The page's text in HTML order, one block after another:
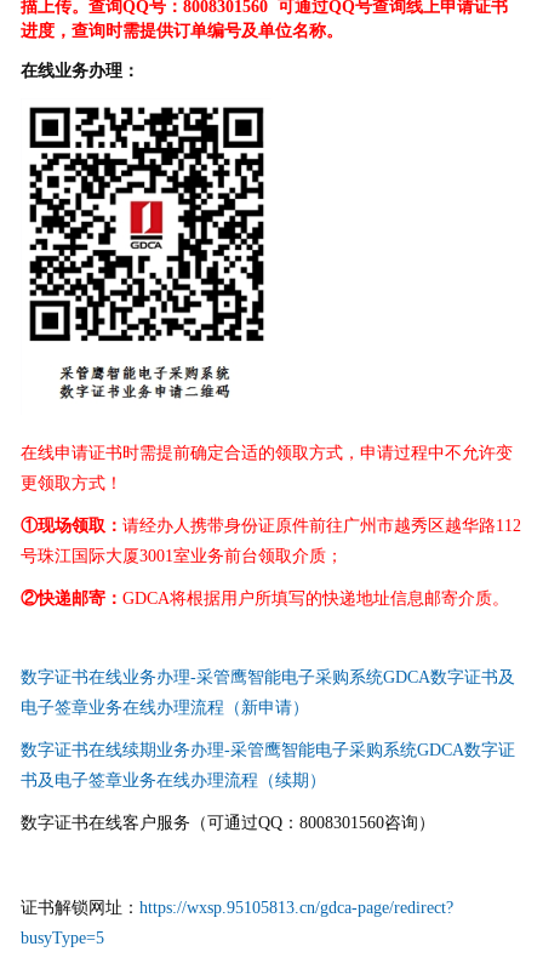
描上传。查询QQ号：8008301560 可通过QQ号查询线上申请证书
进度，查询时需提供订单编号及单位名称。
在线业务办理：
在线申请证书时需提前确定合适的领取方式，申请过程中不允许变
更领取方式！
①现场领取： 请经办人携带身份证原件前往广州市越秀区越华路112
号珠江国际大厦3001室业务前台领取介质；
②快递邮寄： GDCA将根据用户所填写的快递地址信息邮寄介质。
数字证书在线业务办理-采管鹰智能电子采购系统GDCA数字证书及
电子签章业务在线办理流程（新申请）
数字证书在线续期业务办理-采管鹰智能电子采购系统GDCA数字证
书及电子签章业务在线办理流程（续期）
数字证书在线客户服务（可通过QQ：8008301560咨询）
证书解锁网址： https://wxsp.95105813.cn/gdca-page/redirect?
busyType=5